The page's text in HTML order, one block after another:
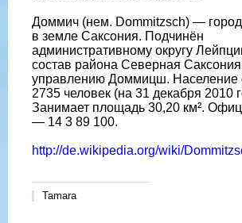
Доммич (нем. Dommitzsch) —
в земле Саксония. Подчинён
административному округу
состав района Северная
управлению Доммицш. Население
2735 человек (на 31 декабря 2010
Занимает площадь 30,20 км².
— 14 3 89 100.
http://de.wikipedia.org/wiki/
Tamara